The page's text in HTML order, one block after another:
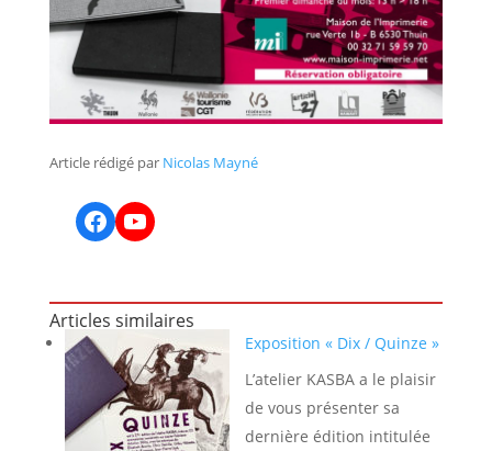
Article rédigé par Nicolas Mayné
Facebook
YouTube
Articles similaires
Exposition « Dix / Quinze »
L’atelier KASBA a le plaisir
de vous présenter sa
dernière édition intitulée